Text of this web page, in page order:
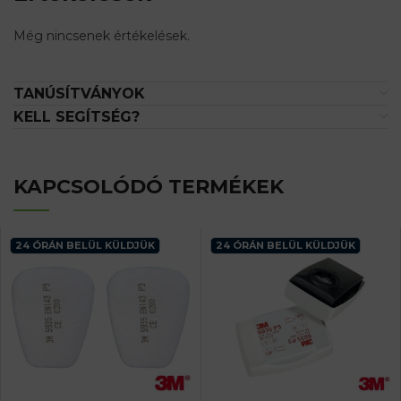
Még nincsenek értékelések.
TANÚSÍTVÁNYOK
KELL SEGÍTSÉG?
KAPCSOLÓDÓ TERMÉKEK
24 ÓRÁN BELÜL KÜLDJÜK 24 ÓRÁN BELÜL KÜLDJÜK